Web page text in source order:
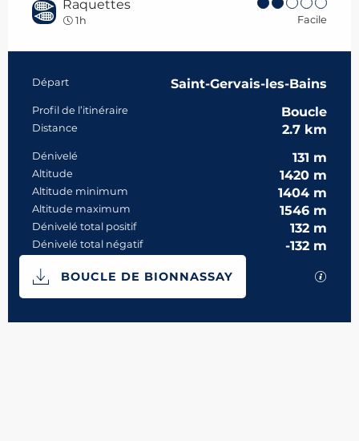
Raquettes
1h Facile
Informations pratiques
Départ Saint-Gervais-les-Bains
Profil de l’itinéraire Boucle
Distance 2.7 km
Dénivelé 131 m
Altitude 1420 m
Altitude minimum 1404 m
Altitude maximum 1546 m
Dénivelé total positif 132 m
Dénivelé total négatif -132 m
Documentation
BOUCLE DE BIONNASSAY